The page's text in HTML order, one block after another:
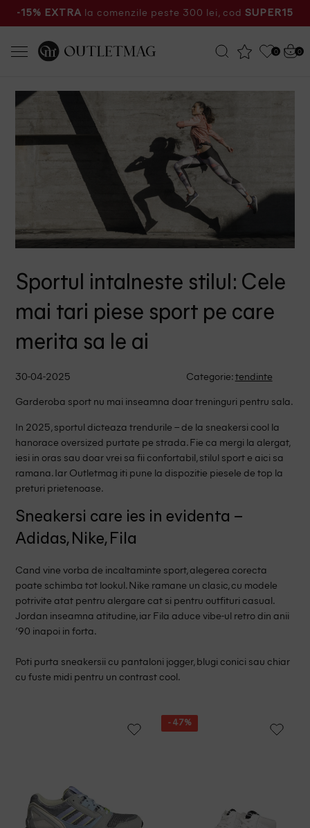
-15% EXTRA la comenzile peste 300 lei, cod SUPER15
0 0
Sportul intalneste stilul: Cele
mai tari piese sport pe care
merita sa le ai
30-04-2025 Categorie:tendinte
Garderoba sport nu mai inseamna doar treninguri pentru sala.
In 2025, sportul dicteaza trendurile – de la sneakersi cool la
hanorace oversized purtate pe strada. Fie ca mergi la alergat,
iesi in oras sau doar vrei sa fii confortabil, stilul sport e aici sa
ramana. Iar Outletmag iti pune la dispozitie piesele de top la
preturi prietenoase.
Sneakersi care ies in evidenta –
Adidas, Nike, Fila
Cand vine vorba de incaltaminte sport, alegerea corecta
poate schimba tot lookul. Nike ramane un clasic, cu modele
potrivite atat pentru alergare cat si pentru outfituri casual.
Jordan inseamna atitudine, iar Fila aduce vibe-ul retro din anii
‘90 inapoi in forta.
Poti purta sneakersii cu pantaloni jogger, blugi conici sau chiar
cu fuste midi pentru un contrast cool.
- 47%